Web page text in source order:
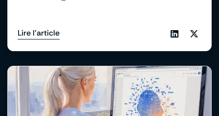
Lire l'article